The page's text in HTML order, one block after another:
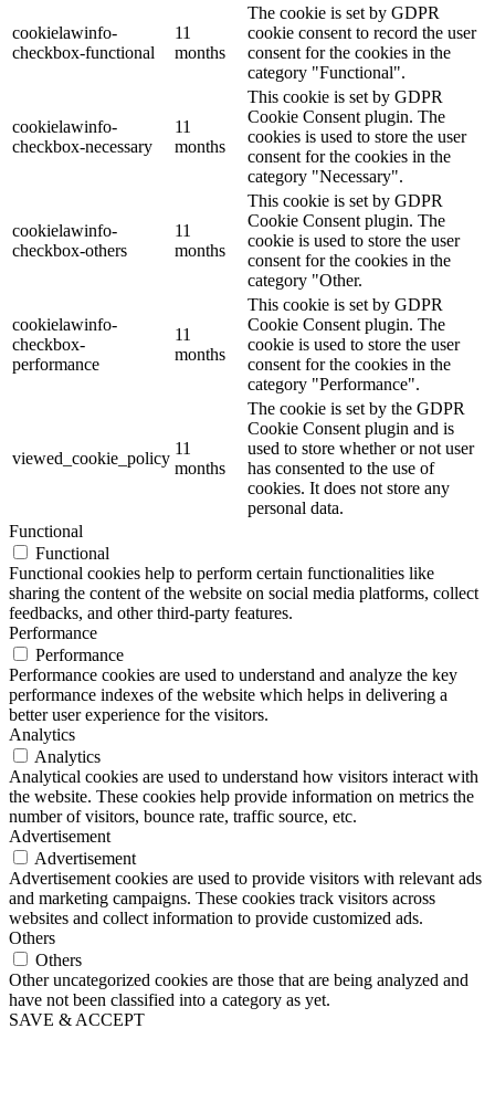
cookielawinfo-
checkbox-functional
11
months
The cookie is set by GDPR
cookie consent to record the user
consent for the cookies in the
category "Functional".
cookielawinfo-
checkbox-necessary
11
months
This cookie is set by GDPR
Cookie Consent plugin. The
cookies is used to store the user
consent for the cookies in the
category "Necessary".
cookielawinfo-
checkbox-others
11
months
This cookie is set by GDPR
Cookie Consent plugin. The
cookie is used to store the user
consent for the cookies in the
category "Other.
cookielawinfo-
checkbox-
performance
11
months
This cookie is set by GDPR
Cookie Consent plugin. The
cookie is used to store the user
consent for the cookies in the
category "Performance".
viewed_cookie_policy
11
months
The cookie is set by the GDPR
Cookie Consent plugin and is
used to store whether or not user
has consented to the use of
cookies. It does not store any
personal data.
Functional
Functional
Functional cookies help to perform certain functionalities like
sharing the content of the website on social media platforms, collect
feedbacks, and other third-party features.
Performance
Performance
Performance cookies are used to understand and analyze the key
performance indexes of the website which helps in delivering a
better user experience for the visitors.
Analytics
Analytics
Analytical cookies are used to understand how visitors interact with
the website. These cookies help provide information on metrics the
number of visitors, bounce rate, traffic source, etc.
Advertisement
Advertisement
Advertisement cookies are used to provide visitors with relevant ads
and marketing campaigns. These cookies track visitors across
websites and collect information to provide customized ads.
Others
Others
Other uncategorized cookies are those that are being analyzed and
have not been classified into a category as yet.
SAVE & ACCEPT